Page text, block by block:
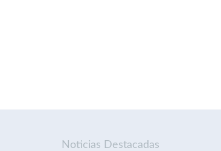
Noticias Destacadas